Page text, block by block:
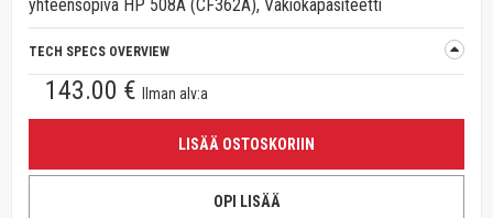
yhteensopiva HP 508A (CF362A), Vakiokapasiteetti
TECH SPECS OVERVIEW
143.00 € Ilman alv:a
LISÄÄ OSTOSKORIIN
OPI LISÄÄ